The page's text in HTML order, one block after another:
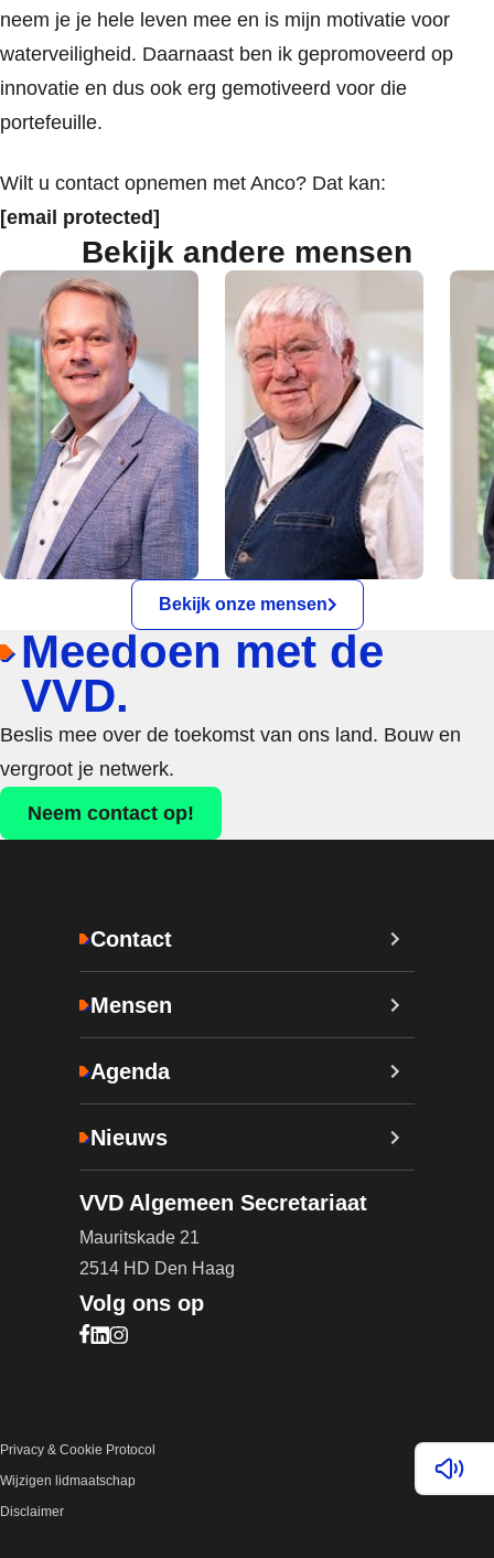
neem je je hele leven mee en is mijn motivatie voor
waterveiligheid. Daarnaast ben ik gepromoveerd op
innovatie en dus ook erg gemotiveerd voor die
portefeuille.
Wilt u contact opnemen met Anco? Dat kan:
[email protected]
Bekijk andere mensen
Bekijk onze mensen
Lees
Meedoen met de
VVD.
Beslis mee over de toekomst van ons land. Bouw en
vergroot je netwerk.
Neem contact op!
Contact
Mensen
Agenda
Nieuws
VVD Algemeen Secretariaat
Mauritskade 21
2514 HD Den Haag
Volg ons op
Bezoek onze Facebook pagina (opent in nieuw
Bezoek onze LinkedIn pagina (opent in nieuw
Bezoek onze Instagram pagina (opent in
Privacy & Cookie Protocol
Wijzigen lidmaatschap
Disclaimer